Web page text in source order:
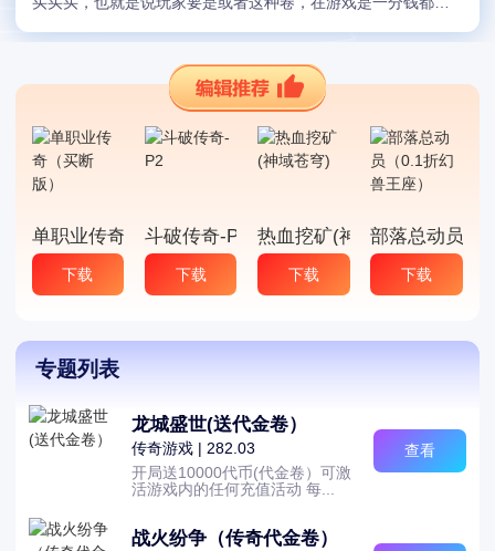
需要充值，也能各种买买买！
单职业传奇（买断版）
下载
斗破传奇-P2
下载
热血挖矿(神域苍穹)
下载
部落总动员（
下载
专题列表
龙城盛世(送代金卷）
传奇游戏 | 282.03
开局送10000代币(代金卷）可激
活游戏内的任何充值活动 每...
查看
战火纷争（传奇代金卷）